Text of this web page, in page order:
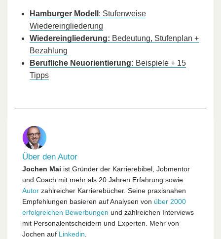
Hamburger Modell : Stufenweise
Wiedereingliederung
Wiedereingliederung: Bedeutung, Stufenplan +
Bezahlung
Berufliche Neuorientierung: Beispiele + 15
Tipps
Über den Autor
Jochen Mai ist Gründer der Karrierebibel, Jobmentor
und Coach mit mehr als 20 Jahren Erfahrung sowie
Autor zahlreicher Karrierebücher. Seine praxisnahen
Empfehlungen basieren auf Analysen von über 2000
erfolgreichen Bewerbungen und zahlreichen Interviews
mit Personalentscheidern und Experten. Mehr von
Jochen auf Linkedin.